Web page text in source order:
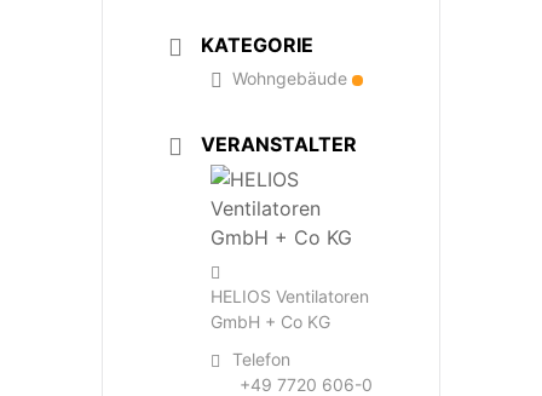
KATEGORIE
Wohngebäude
VERANSTALTER
HELIOS Ventilatoren
GmbH + Co KG
Telefon
+49 7720 606-0